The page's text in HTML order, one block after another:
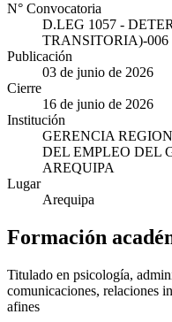
N° Convocatoria
D.LEG 1057 -
TRANSITORIA)-006
Publicación
03 de junio de 2026
Cierre
16 de junio de 2026
Institución
GERENCIA
DEL EMPLEO DEL
AREQUIPA
Lugar
Arequipa
Formación
Titulado en psicología,
comunicaciones, relaciones
afines